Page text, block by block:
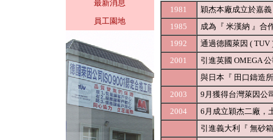
最新消息
員工園地
1981
穎杰本廠成立於嘉
1985
成為『 米漢納 』合
1992
通過德國萊因 ( TUV
2001
引進英國 OMEGA
與日本『 田口鑄造
2003
9月獲得台灣萊因公
2004
6月成立穎杰二廠，
引進義大利『 無砂